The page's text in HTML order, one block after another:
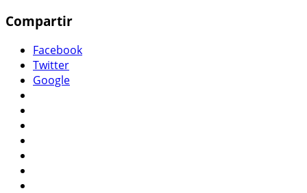
Compartir
Facebook
Twitter
Google